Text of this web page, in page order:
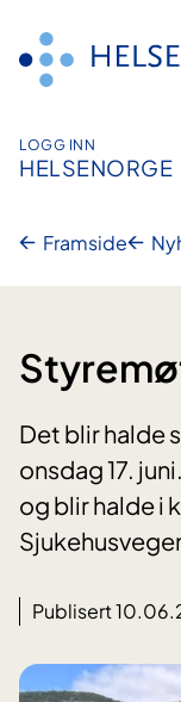
innhald
LOGG INN
HELSENORGE
Framside
Det blir halde
onsdag 17.
og blir halde i
Publisert